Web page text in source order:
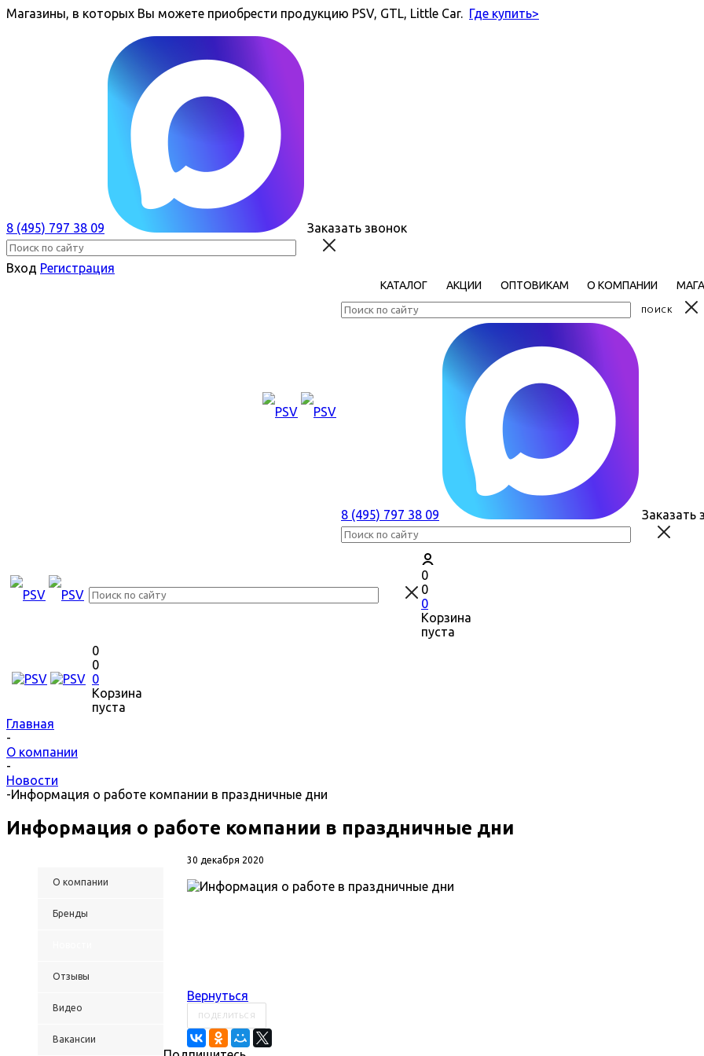
Магазины, в которых Вы можете приобрести продукцию PSV, GTL, Little Car. Где купить>
8 (495) 797 38 09 Заказать звонок
Вход Регистрация
КАТАЛОГ АКЦИИ ОПТОВИКАМ О КОМПАНИИ
8 (495) 797 38 09 Заказать
0
0
0
Корзина
пуста
0
0
0
Корзина
пуста
Главная
-
О компании
-
Новости
-Информация о работе компании в праздничные дни
Информация о работе компании в праздничные дни
О компании
Бренды
Отзывы
Видео
Вакансии
30 декабря 2020
Вернуться
ПОДЕЛИТЬСЯ